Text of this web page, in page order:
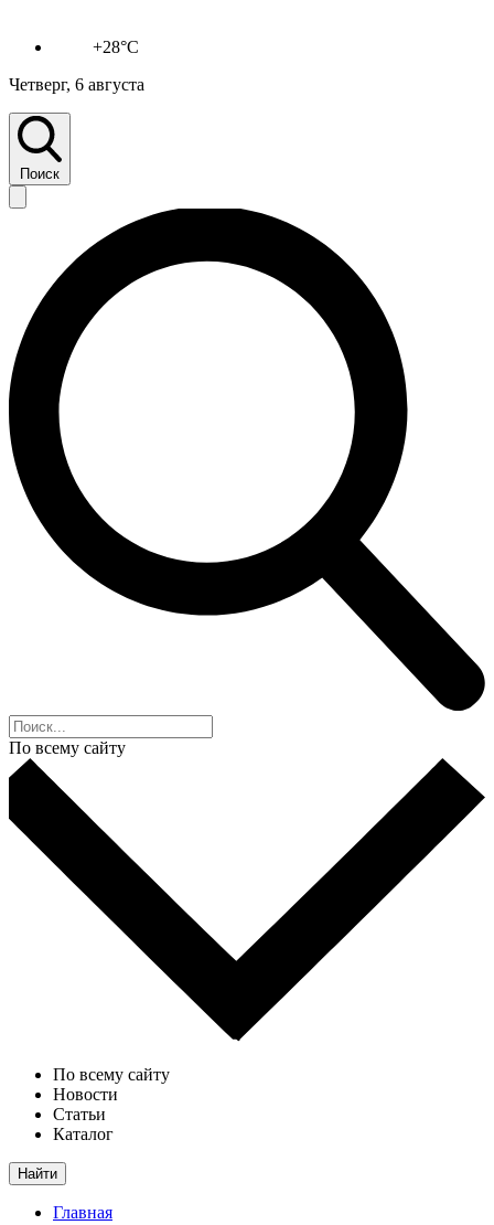
+28°C
Четверг, 6 августа
Поиск
По всему сайту
По всему сайту
Новости
Статьи
Каталог
Найти
Главная